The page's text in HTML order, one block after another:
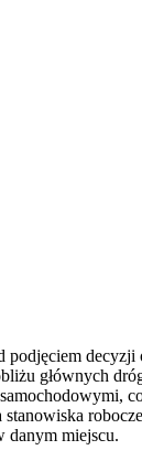
głównych
danym miejscu.